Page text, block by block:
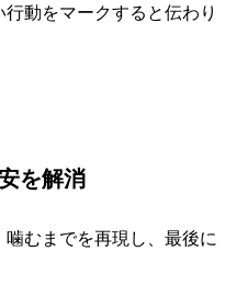
動をマークすると伝わり
を解消
むまでを再現し、最後に